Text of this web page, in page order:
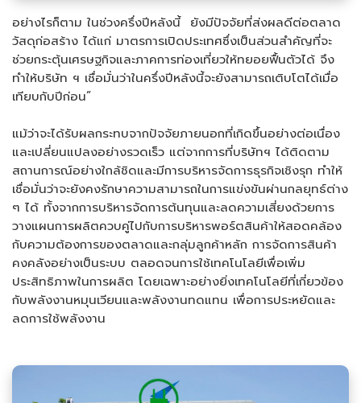
อย่างไรก็ตาม ในช่วงครึ่งปีหลังนี้ ยังมีปัจจัยที่ส่งผลดีต่อตลาด
วัสดุก่อสร้าง ได้แก่ มาตรการเปิดประเทศซึ่งเป็นส่วนสำคัญที่จะ
ช่วยกระตุ้นเศรษฐกิจและภาคการท่องเที่ยวให้ทยอยฟื้นตัวได้ จึง
ทำให้บริษัท ฯ เชื่อมั่นว่าในครึ่งปีหลังนี้จะยังสามารถเติบโตได้เมื่อ
เทียบกับปีก่อน”
แม้ว่าจะได้รับผลกระทบจากปัจจัยภายนอกที่เกิดขึ้นอย่างต่อเนื่อง
และเปลี่ยนแปลงอย่างรวดเร็ว แต่จากการที่บริษัทฯ ได้ติดตาม
สถานการณ์อย่างใกล้ชิดและมีการบริหารจัดการธุรกิจเชิงรุก ทำให้
เชื่อมั่นว่าจะยังคงรักษาความสามารถในการแข่งขันผ่านกลยุทธ์ต่าง
ๆ ได้ ทั้งจากการบริหารจัดการต้นทุนและลดความเสี่ยงด้วยการ
วางแผนการผลิตควบคู่ไปกับการบริหารพอร์ตสินค้าให้สอดคล้อง
กับความต้องการของตลาดและกลุ่มลูกค้าหลัก การจัดการสินค้า
คงคลังอย่างเป็นระบบ ตลอดจนการใช้เทคโนโลยีเพื่อเพิ่ม
ประสิทธิภาพในการผลิต โดยเฉพาะอย่างยิ่งเทคโนโลยีที่เกี่ยวข้อง
กับพลังงานหมุนเวียนและพลังงานทดแทน เพื่อการประหยัดและ
ลดการใช้พลังงาน